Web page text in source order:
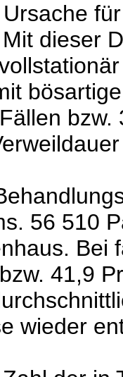
dieser
56 510
Bei
41,9
wieder